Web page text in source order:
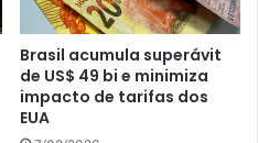
Brasil acumula superávit
de US$ 49 bi e minimiza
impacto de tarifas dos
EUA